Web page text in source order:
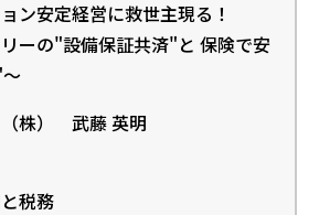
ン安定経営に救世主現る！
ーの"設備保証共済"と 保険で安
（株） 武藤 英明
税務